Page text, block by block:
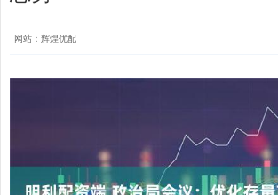
网站：辉煌优配